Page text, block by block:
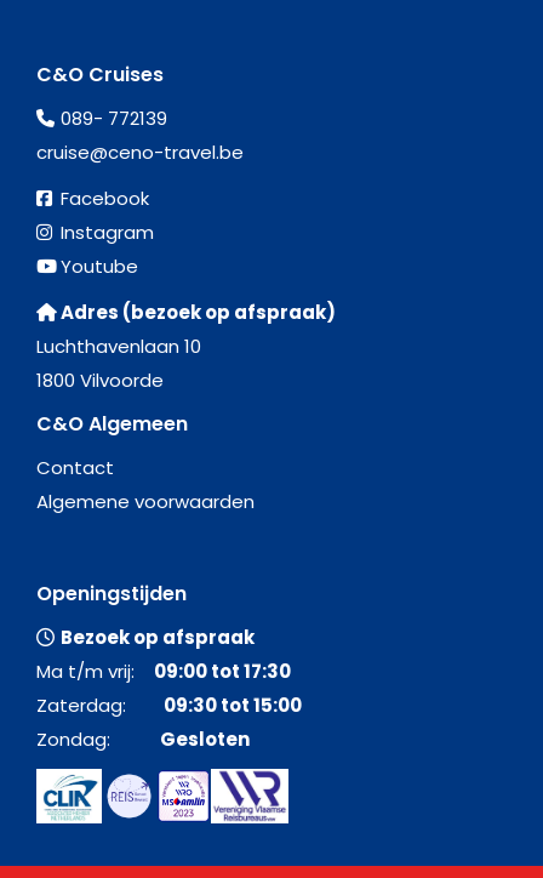
C&O Cruises
089- 772139
cruise@ceno-travel.be
Facebook
Instagram
Youtube
Adres (bezoek op afspraak)
Luchthavenlaan 10
1800 Vilvoorde
C&O Algemeen
Contact
Algemene voorwaarden
Openingstijden
Bezoek op afspraak
Ma t/m vrij: 09:00 tot 17:30
Zaterdag: 09:30 tot 15:00
Zondag: Gesloten